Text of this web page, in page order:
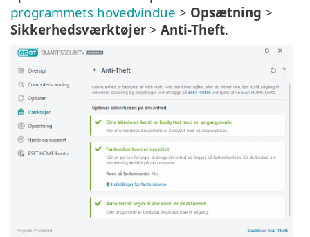
programmets hovedvindue > Opsætning >
Sikkerhedsværktøjer > Anti-Theft.